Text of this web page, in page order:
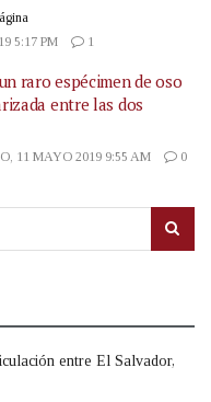
5:17 PM
1
raro espécimen de oso
entre las dos
11 MAYO 2019 9:55 AM 0
entre El Salvador,